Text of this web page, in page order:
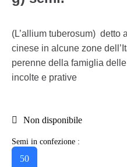
(L’allium tuberosum) detto
cinese in alcune zone
perenne della famiglia
incolte e prative
Non disponibile
Semi in confezione :
50